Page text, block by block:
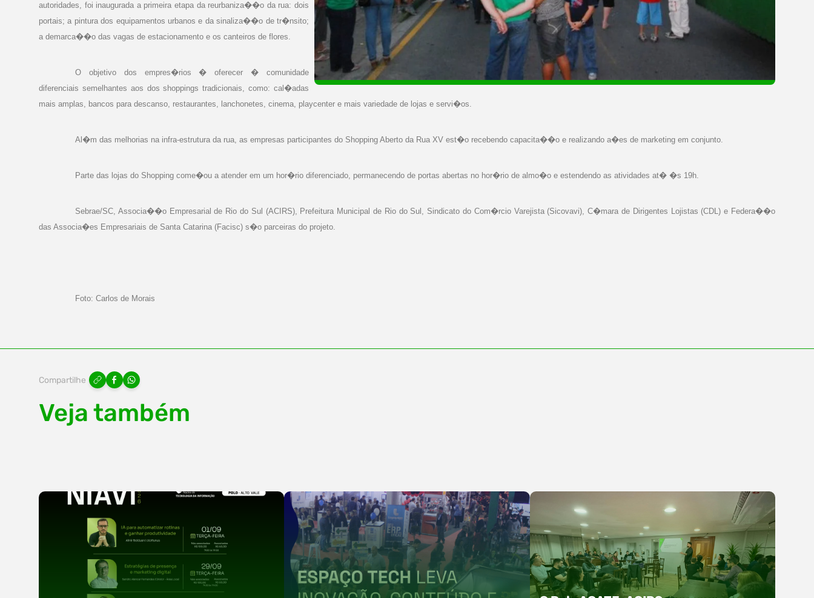
autoridades, foi inaugurada a primeira etapa da reurbaniza��o da rua: dois
portais; a pintura dos equipamentos urbanos e da sinaliza��o de tr�nsito;
a demarca��o das vagas de estacionamento e os canteiros de flores.
O objetivo dos empres�rios � oferecer � comunidade
diferenciais semelhantes aos dos shoppings tradicionais, como: cal�adas
mais amplas, bancos para descanso, restaurantes, lanchonetes, cinema, playcenter e mais variedade de lojas e servi�os.
Al�m das melhorias na infra-estrutura da rua, as empresas participantes do Shopping Aberto da Rua XV est�o recebendo capacita��o e realizando a�es de marketing em conjunto.
Parte das lojas do Shopping come�ou a atender em um hor�rio diferenciado, permanecendo de portas abertas no hor�rio de almo�o e estendendo as atividades at� �s 19h.
Sebrae/SC, Associa��o Empresarial de Rio do Sul (ACIRS), Prefeitura Municipal de Rio do Sul, Sindicato do Com�rcio Varejista (Sicovavi), C�mara de Dirigentes Lojistas (CDL) e Federa��o
das Associa�es Empresariais de Santa Catarina (Facisc) s�o parceiras do projeto.
Foto: Carlos de Morais
Compartilhe
Veja também